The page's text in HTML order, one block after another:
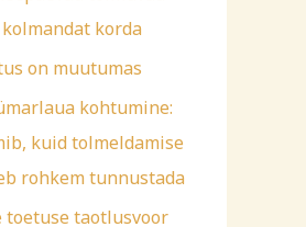
korda
on muutumas
kohtumine:
kuid tolmeldamise
rohkem tunnustada
toetuse taotlusvoor